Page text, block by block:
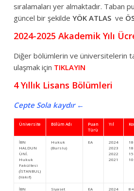
sıralamaları yer almaktadır. Taban
güncel bir şekildeYÖK ATLAS ve
2024-2025 Akademik Yılı
Diğer bölümlerin ve üniversitelerin
ulaşmak için TIKLAYIN
4 Yıllık Lisans Bölümleri
Cepte Sola kaydır ←
Üniversite Bölüm Adı
Puan
Türü
Yıl
İBN
HALDUN
ÜNİ.
Hukuk
Fakültesi
(İSTANBUL)
(Vakıf)
Hukuk
(Burslu)
EA
2024
2023
2022
2021
İBN
Siyaset
EA
2024